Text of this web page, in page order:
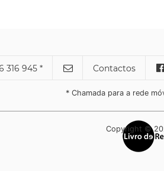
316 945 * Contactos
* Chamada para a rede
Copyright ©